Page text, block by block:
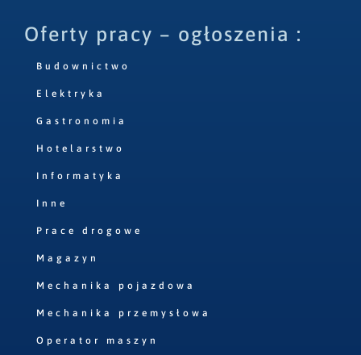
Oferty pracy – ogłoszenia :
Budownictwo
Elektryka
Gastronomia
Hotelarstwo
Informatyka
Inne
Prace drogowe
Magazyn
Mechanika pojazdowa
Mechanika przemysłowa
Operator maszyn